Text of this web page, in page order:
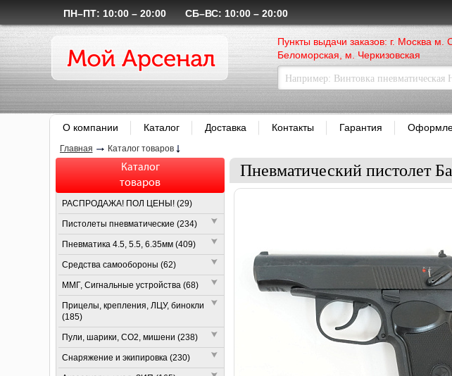
ПН–ПТ: 10:00 – 20:00 СБ–ВС: 10:00 – 20:00
Пункты выдачи заказов: г. Москва м.
Беломорская, м. Черкизовская
О компании Каталог Доставка Контакты Гарантия
Главная Каталог товаров
Пневматический пистолет
Каталог
товаров
РАСПРОДАЖА! ПОЛ ЦЕНЫ! (29)
Пистолеты пневматические (234)
Пневматика 4.5, 5.5, 6.35мм (409)
Средства самообороны (62)
ММГ, Сигнальные устройства (68)
Прицелы, крепления, ЛЦУ, бинокли
(185)
Пули, шарики, СО2, мишени (238)
Снаряжение и экипировка (230)